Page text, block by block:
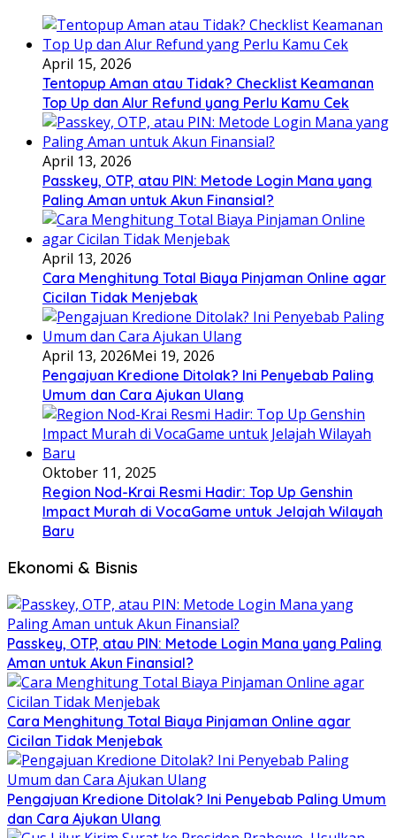
April 15, 2026
Tentopup Aman atau Tidak? Checklist Keamanan
Top Up dan Alur Refund yang Perlu Kamu Cek
April 13, 2026
Passkey, OTP, atau PIN: Metode Login Mana yang
Paling Aman untuk Akun Finansial?
April 13, 2026
Cara Menghitung Total Biaya Pinjaman Online agar
Cicilan Tidak Menjebak
April 13, 2026Mei 19, 2026
Pengajuan Kredione Ditolak? Ini Penyebab Paling
Umum dan Cara Ajukan Ulang
Oktober 11, 2025
Region Nod-Krai Resmi Hadir: Top Up Genshin
Impact Murah di VocaGame untuk Jelajah Wilayah
Baru
Ekonomi & Bisnis
Passkey, OTP, atau PIN: Metode Login Mana yang Paling
Aman untuk Akun Finansial?
Cara Menghitung Total Biaya Pinjaman Online agar
Cicilan Tidak Menjebak
Pengajuan Kredione Ditolak? Ini Penyebab Paling Umum
dan Cara Ajukan Ulang